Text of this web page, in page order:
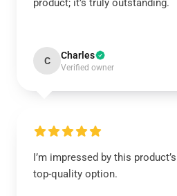
product; it’s truly outstanding.
C Charles
Verified owner
I’m impressed by this
top-quality option.